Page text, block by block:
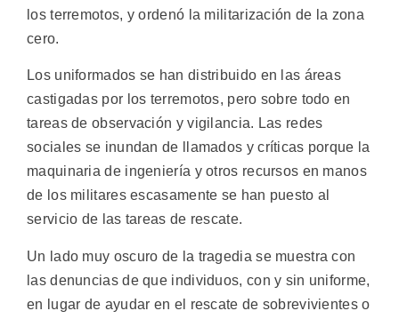
los terremotos, y ordenó la militarización de la zona
cero.
Los uniformados se han distribuido en las áreas
castigadas por los terremotos, pero sobre todo en
tareas de observación y vigilancia. Las redes
sociales se inundan de llamados y críticas porque la
maquinaria de ingeniería y otros recursos en manos
de los militares escasamente se han puesto al
servicio de las tareas de rescate.
Un lado muy oscuro de la tragedia se muestra con
las denuncias de que individuos, con y sin uniforme,
en lugar de ayudar en el rescate de sobrevivientes o